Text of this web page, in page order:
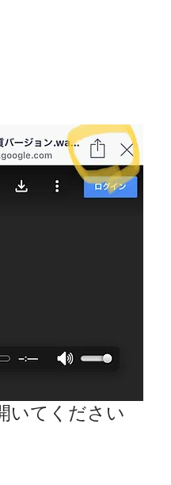
いてください